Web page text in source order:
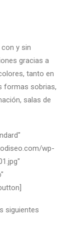
y sin
gracias a
tanto en
formas sobrias,
salas de
wp-
siguientes